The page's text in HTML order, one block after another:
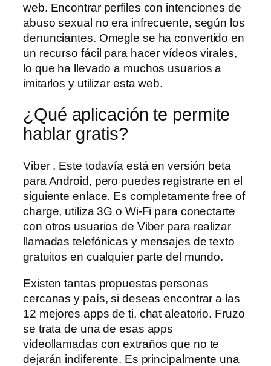
web. Encontrar perfiles con intenciones de
abuso sexual no era infrecuente, según los
denunciantes. Omegle se ha convertido en
un recurso fácil para hacer vídeos virales,
lo que ha llevado a muchos usuarios a
imitarlos y utilizar esta web.
¿Qué aplicación te permite
hablar gratis?
Viber . Este todavía está en versión beta
para Android, pero puedes registrarte en el
siguiente enlace. Es completamente free of
charge, utiliza 3G o Wi-Fi para conectarte
con otros usuarios de Viber para realizar
llamadas telefónicas y mensajes de texto
gratuitos en cualquier parte del mundo.
Existen tantas propuestas personas
cercanas y país, si deseas encontrar a las
12 mejores apps de ti, chat aleatorio. Fruzo
se trata de una de esas apps
videollamadas con extraños que no te
dejarán indiferente. Es principalmente una